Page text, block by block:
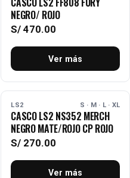
NEGRO/ ROJO
S/ 470.00
Ver más
AGOTADO
LS2 S · M · L · XL
CASCO LS2 NS352 MERCH
NEGRO MATE/ROJO CP ROJO
S/ 270.00
Ver más